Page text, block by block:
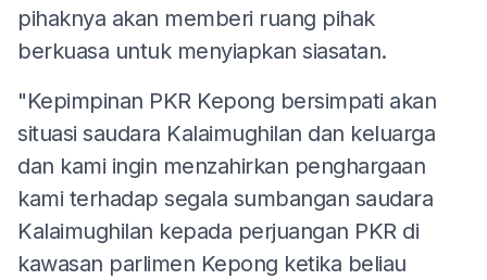
pihaknya akan memberi ruang pihak
berkuasa untuk menyiapkan siasatan.
"Kepimpinan PKR Kepong bersimpati akan
situasi saudara Kalaimughilan dan keluarga
dan kami ingin menzahirkan penghargaan
kami terhadap segala sumbangan saudara
Kalaimughilan kepada perjuangan PKR di
kawasan parlimen Kepong ketika beliau